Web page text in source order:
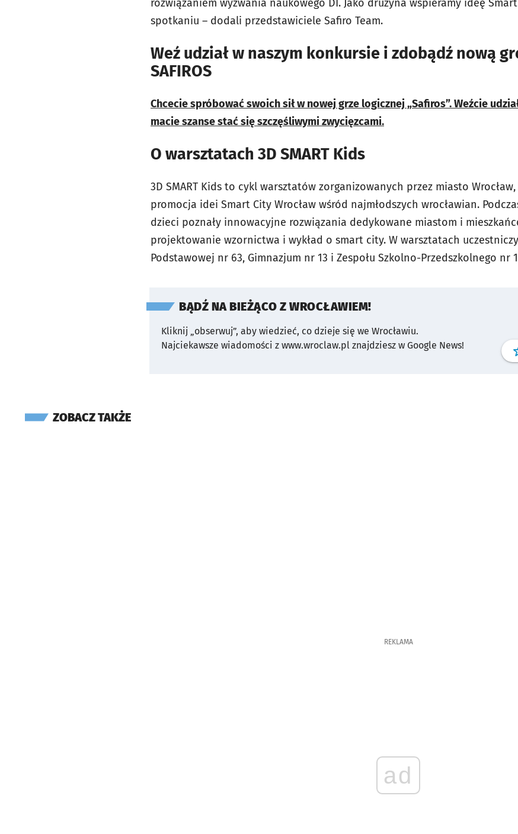
rozwiązaniem wyzwania naukowego DI. Jako drużyna wspieramy ideę
spotkaniu – dodali przedstawiciele Safiro Team.
Weź udział w naszym konkursie i zdobądź nową
SAFIROS
Chcecie spróbować swoich sił w nowej grze logicznej „Safiros”. Weźcie
macie szanse stać się szczęśliwymi zwycięzcami.
O warsztatach 3D SMART Kids
3D SMART Kids to cykl warsztatów zorganizowanych przez miasto
promocja idei Smart City Wrocław wśród najmłodszych wrocławian.
dzieci poznały innowacyjne rozwiązania dedykowane miastom i
projektowanie wzornictwa i wykład o smart city. W warsztatach
Podstawowej nr 63, Gimnazjum nr 13 i Zespołu Szkolno-Przedszkolnego nr
BĄDŹ NA BIEŻĄCO Z WROCŁAWIEM!
Kliknij „obserwuj”, aby wiedzieć, co dzieje się we Wrocławiu.
Najciekawsze wiadomości z www.wroclaw.pl znajdziesz w Google News!
ZOBACZ TAKŻE
REKLAMA
ad